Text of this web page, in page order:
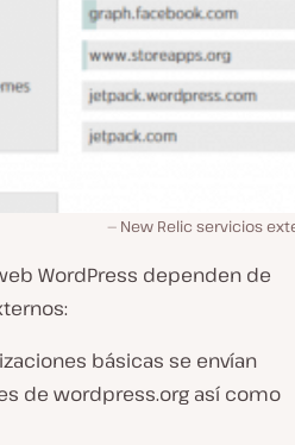
New Relic servicios
WordPress dependen de
básicas se envían
de wordpress.org así como